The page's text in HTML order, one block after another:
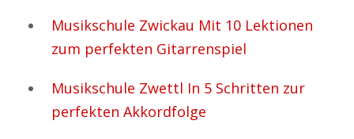
Musikschule Zwickau Mit 10 Lektionen
zum perfekten Gitarrenspiel
Musikschule Zwettl In 5 Schritten zur
perfekten Akkordfolge